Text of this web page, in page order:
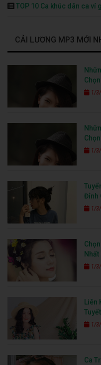
TOP 10 Ca khúc dân ca ví
CẢI LƯƠNG MP3 MỚI
1/
1/
Đỉnh
1/
1/
1/
Ca